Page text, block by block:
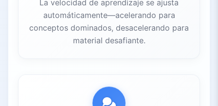
La velocidad de aprendizaje se ajusta
automáticamente—acelerando para
conceptos dominados, desacelerando para
material desafiante.